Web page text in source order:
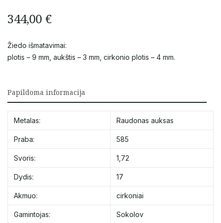
344,00 €
Žiedo išmatavimai:
plotis – 9 mm, aukštis – 3 mm, cirkonio plotis – 4 mm.
Papildoma informacija
Metalas: Raudonas auksas
Praba: 585
Svoris: 1,72
Dydis: 17
Akmuo: cirkoniai
Gamintojas: Sokolov